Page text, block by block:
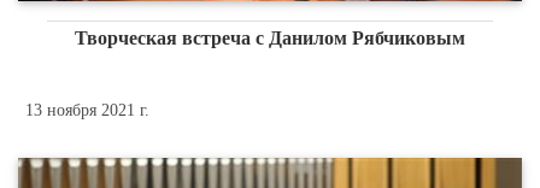
Творческая встреча с Данилом Рябчиковым
13 ноября 2021 г.